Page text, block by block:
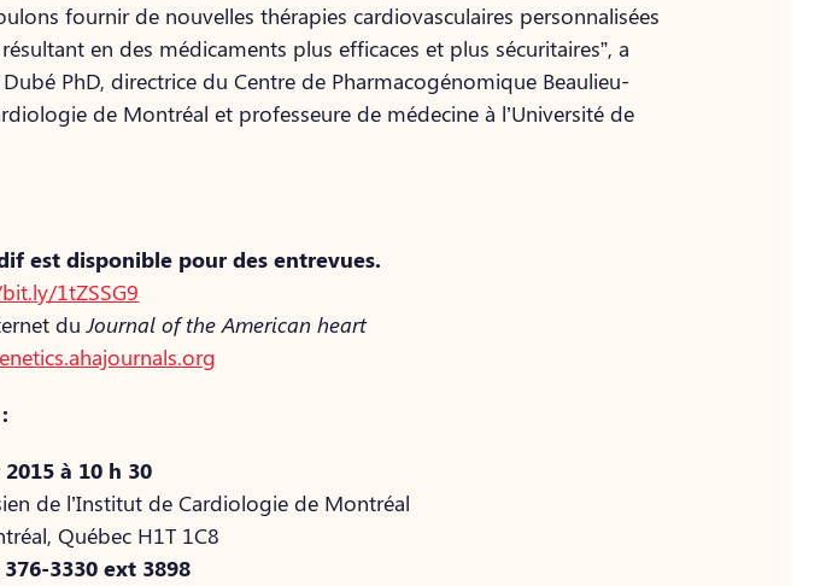
fournir de nouvelles thérapies cardiovasculaires personnalisées
en des médicaments plus efficaces et plus sécuritaires”, a
PhD, directrice du Centre de Pharmacogénomique Beaulieu-
de Montréal et professeure de médecine à l’Université de
est disponible pour des entrevues.
1tZSSG9
duJournal of the American heart
à 10 h 30
de l’Institut de Cardiologie de Montréal
Québec H1T 1C8
3330 ext 3898